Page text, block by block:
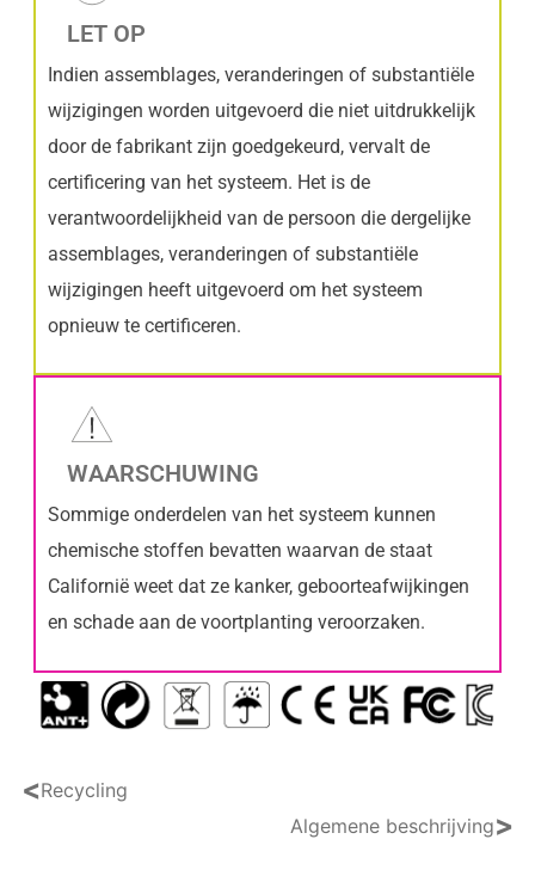
LET OP
Indien assemblages, veranderingen of substantiële
wijzigingen worden uitgevoerd die niet uitdrukkelijk
door de fabrikant zijn goedgekeurd, vervalt de
certificering van het systeem. Het is de
verantwoordelijkheid van de persoon die dergelijke
assemblages, veranderingen of substantiële
wijzigingen heeft uitgevoerd om het systeem
opnieuw te certificeren.
WAARSCHUWING
Sommige onderdelen van het systeem kunnen
chemische stoffen bevatten waarvan de staat
Californië weet dat ze kanker, geboorteafwijkingen
en schade aan de voortplanting veroorzaken.
<Recycling
Algemene beschrijving>